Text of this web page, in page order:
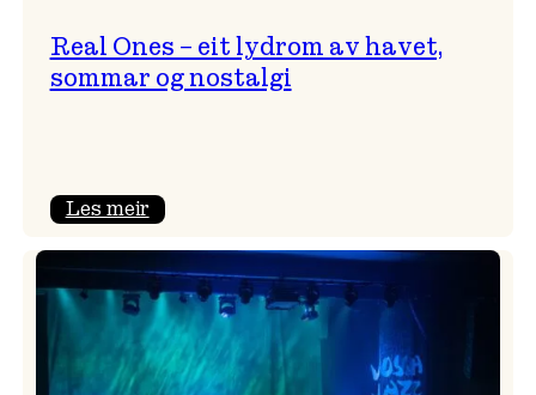
Real Ones – eit lydrom av havet,
sommar og nostalgi
Les meir:
Ones
–
eit
lydrom
av